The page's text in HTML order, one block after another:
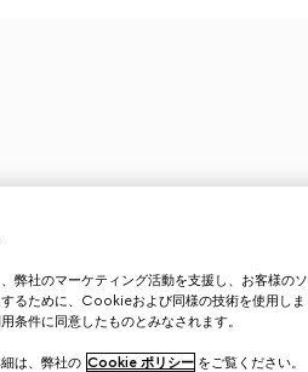
弊社のマーケティング活動を支援し、お客様のソ
るために、Cookieおよび同様の技術を使用しま
条件に同意したものとみなされます。
は、弊社の Cookie ポリシー をご覧ください。